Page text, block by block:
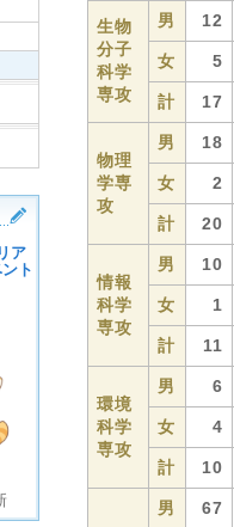
ア
ト
生物
分子
科学
専攻
男 12
女 5
計 17
物理
学専
攻
男 18
女 2
計 20
情報
科学
専攻
男 10
女 1
計 11
環境
科学
専攻
男 6
女 4
計 10
男 67